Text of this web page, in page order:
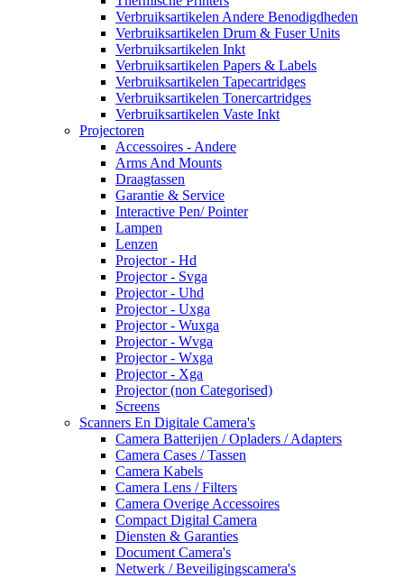
Verbruiksartikelen Andere Benodigdheden
Verbruiksartikelen Drum & Fuser Units
Verbruiksartikelen Inkt
Verbruiksartikelen Papers & Labels
Verbruiksartikelen Tapecartridges
Verbruiksartikelen Tonercartridges
Verbruiksartikelen Vaste Inkt
Projectoren
Accessoires - Andere
Arms And Mounts
Draagtassen
Garantie & Service
Interactive Pen/ Pointer
Lampen
Lenzen
Projector - Hd
Projector - Svga
Projector - Uhd
Projector - Uxga
Projector - Wuxga
Projector - Wvga
Projector - Wxga
Projector - Xga
Projector (non Categorised)
Screens
Scanners En Digitale Camera's
Camera Batterijen / Opladers / Adapters
Camera Cases / Tassen
Camera Kabels
Camera Lens / Filters
Camera Overige Accessoires
Compact Digital Camera
Diensten & Garanties
Document Camera's
Netwerk / Beveiligingscamera's